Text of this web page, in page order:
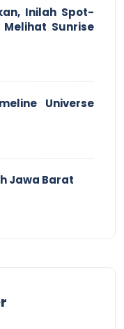
Inilah Spot-
Sunrise
Universe
Jawa Barat